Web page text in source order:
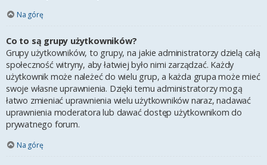
Na górę
Co to są grupy użytkowników?
Grupy użytkowników, to grupy, na jakie administratorzy dzielą całą
społeczność witryny, aby łatwiej było nimi zarządzać. Każdy
użytkownik może należeć do wielu grup, a każda grupa może mieć
swoje własne uprawnienia. Dzięki temu administratorzy mogą
łatwo zmieniać uprawnienia wielu użytkowników naraz, nadawać
uprawnienia moderatora lub dawać dostęp użytkownikom do
prywatnego forum.
Na górę